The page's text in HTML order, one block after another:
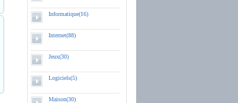
Informatique(16)
Internet(88)
Jeux(30)
Logiciels(5)
Maison(30)